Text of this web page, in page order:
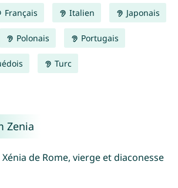
Français Italien Japonais
Polonais Portugais
Turc
Zenia
de Rome, vierge et diaconesse